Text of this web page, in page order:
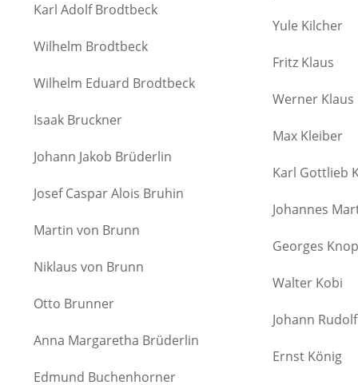
Karl Adolf Brodtbeck
Wilhelm Brodtbeck
Wilhelm Eduard Brodtbeck
Isaak Bruckner
Johann Jakob Brüderlin
Josef Caspar Alois Bruhin
Martin von Brunn
Niklaus von Brunn
Otto Brunner
Anna Margaretha Brüderlin
Edmund Buchenhorner
Yule Kilcher
Fritz Klaus
Werner Klaus
Max Kleiber
Karl Gottlieb
Johannes
Georges
Walter Kobi
Johann
Ernst König